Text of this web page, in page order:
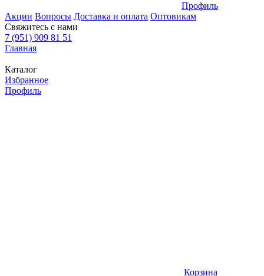
Профиль
Акции Вопросы Доставка и оплата Оптовикам
Свяжитесь с нами
7 (951) 909 81 51
Главная
Каталог
Избранное
Профиль
Корзина